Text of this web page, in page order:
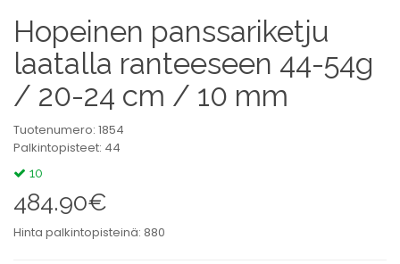
Hopeinen panssariketju
laatalla ranteeseen 44-54g
/ 20-24 cm / 10 mm
Tuotenumero: 1854
Palkintopisteet: 44
10
484.90€
Hinta palkintopisteinä: 880